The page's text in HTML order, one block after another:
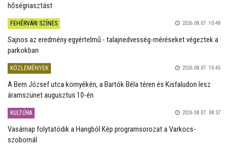
hőségriasztást
FEHÉRVÁRI SZÍNES 2026.08.07. 10:48
Sajnos az eredmény egyértelmű - talajnedvesség-méréseket végeztek a
parkokban
KÖZLEMÉNYEK 2026.08.07. 10:45
A Bem József utca környékén, a Bartók Béla téren és Kisfaludon lesz
áramszünet augusztus 10-én
KULTÚRA 2026.08.07. 08:37
Vasárnap folytatódik a Hangból Kép programsorozat a Varkocs-
szobornál